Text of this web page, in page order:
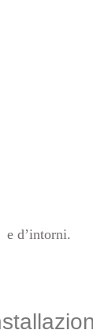
e d’intorni.